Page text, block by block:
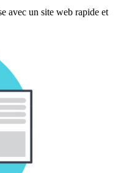
avec un site web rapide et